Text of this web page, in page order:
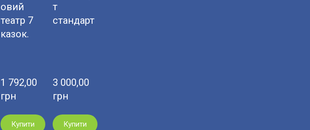
овий
театр 7
казок.
1 792,00
грн
Купити
т
стандарт
3 000,00
грн
Купити